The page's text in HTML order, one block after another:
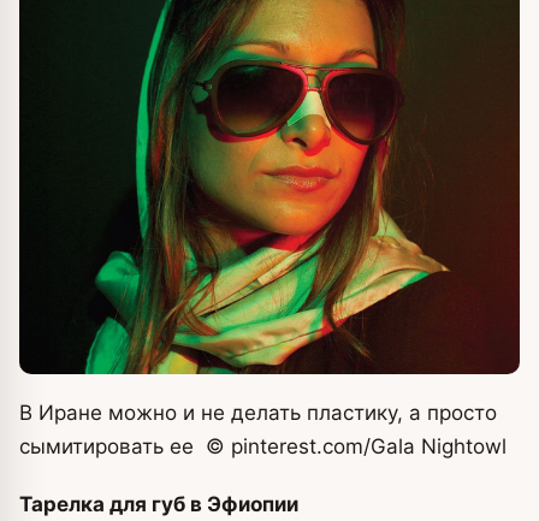
В Иране можно и не делать пластику, а просто
сымитировать ее © pinterest.com/Gala Nightowl
Тарелка для губ в Эфиопии